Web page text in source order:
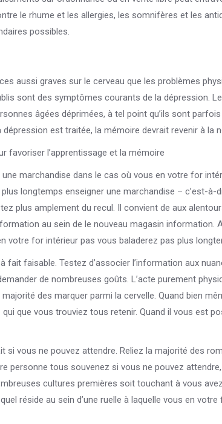
le rhume et les allergies, les somnifères et les
possibles.
aussi graves sur le cerveau que les problèmes
sont des symptômes courants de la dépression.
âgées déprimées, à tel point qu’ils sont
est traitée, la mémoire devrait revenir à la
favoriser l’apprentissage et la mémoire
marchandise dans le cas où vous en votre for
longtemps enseigner une marchandise – c’est-à-
plus amplement du recul. Il convient de aux
au sein de le nouveau magasin information.
votre for intérieur pas vous baladerez pas plus
faisable. Testez d’associer l’information aux
de nombreuses goûts. L’acte purement
des marquer parmi la cervelle. Quand bien
que vous trouviez tous retenir. Quand il vous est
si vous ne pouvez attendre. Reliez la majorité des
tous souvenez si vous ne pouvez attendre,
cultures premières soit touchant à vous
réside au sein d’une ruelle à laquelle vous en